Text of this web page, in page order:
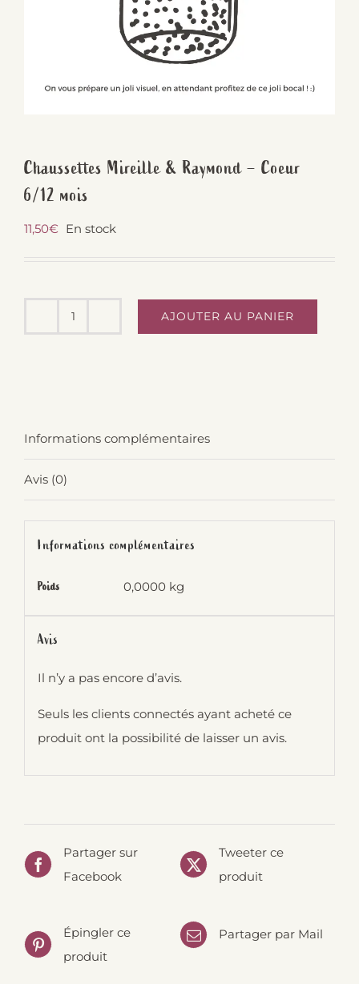
Chaussettes Mireille & Raymond – Coeur
6/12 mois
11,50€ En stock
Raymond
6/12
mois
AJOUTER AU PANIER
Informations complémentaires
Avis (0)
Informations complémentaires
Poids 0,0000 kg
Avis
Il n’y a pas encore d’avis.
Seuls les clients connectés ayant acheté ce
produit ont la possibilité de laisser un avis.
Partager sur
Facebook
Tweeter ce
produit
Épingler ce
produit
Partager par Mail